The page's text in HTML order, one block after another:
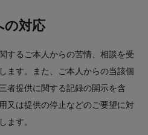
の対応
するご本人からの苦情、相談を受
ます。また、ご本人からの当該個
者提供に関する記録の開示を含
又は提供の停止などのご要望に対
ます。